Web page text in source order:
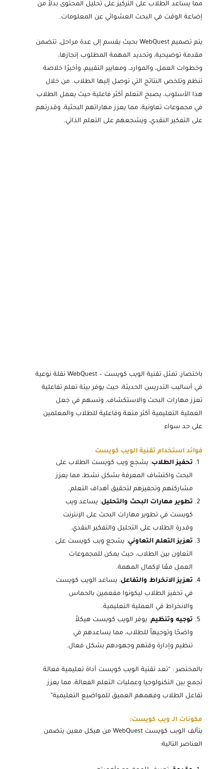
مما يساعد الطلاب على التركيز على تحليل المحتوى بدلاً من
إضاعة الوقت في البحث العشوائي عن المعلومات.
يتم تصميم WebQuest بحيث يقسم إلى عدة مراحل، تتضمن
مقدمة توضيحية، وتحديد المهمة المطلوب إنجازها،
وخطوات العمل، والموارد، ومعايير التقييم، وأخيرًا خلاصة
تنظم وتلخص النتائج التي توصل إليها الطلاب. من خلال
هذا الأسلوب، يصبح التعلم أكثر فاعلية حيث يعمل الطلاب
في مجموعات تعاونية، مما يعزز مهاراتهم البحثية، وقدرتهم
على التفكير النقدي، ويشجعهم على التعلم الذاتي.
باختصار، تمثل تقنية الويب كويست – WebQuest نقلة نوعية
في أساليب التدريس الحديثة، حيث يوفر بيئة تعلم تفاعلية
تعزز مهارات البحث والاستكشاف، وتسهم في جعل
العملية التعليمية أكثر متعة وفاعلية للطلاب والمعلمين
على حد سواء
فوائد استخدام تقنية الويب كويست
تحفيز الطلاب: يشجع ويب كويست الطلاب على
البحث واكتشاف المعرفة بشكل نشط، مما يعزز
مشاركتهم وتحفيزهم لتحقيق أهداف التعلم.
تطوير مهارات البحث والتحليل: يساعد ويب
كويست في تطوير مهارات البحث على الإنترنت
وقدرة الطلاب على التحليل والتفكير النقدي.
تعزيز التعلم التعاوني: يشجع ويب كويست على
التعاون بين الطلاب، حيث يمكن للمجموعات
العمل معًا لإكمال المهمة.
تعزيز الانخراط والتفاعل: يساعد الويب كويست
في تحفيز الطلاب ليكونوا مفعمين بالحماس
والانخراط في العملية التعليمية.
توجيه وتنظيم: يوفر الويب كويست هيكلاً
واضحًا وتوجيهاً للطلاب، مما يساعدهم في
تنظيم وإدارة وقتهم وجهودهم بشكل فعال.
بالمختصر : “تعد تقنية الويب كويست أداة تعليمية فعالة
تجمع بين التكنولوجيا وعمليات التعلم الفعالة، مما يعزز
تفاعل الطلاب وفهمهم العميق للمواضيع التعليمية”
مكونات الـ ويب كويست:
يتألف الويب كويست WebQuest من هيكل معين يتضمن
العناصر التالية: